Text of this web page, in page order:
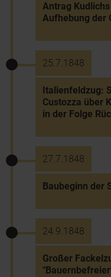
Antrag
Aufhebung der
25.7.1848
Italienfeldzug:
Custozza über
in der Folge
27.7.1848
Baubeginn der
24.9.1848
Großer